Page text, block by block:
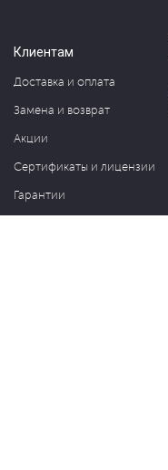
Клиентам
Доставка и оплата
Замена и возврат
Акции
Сертификаты и лицензии
Гарантии